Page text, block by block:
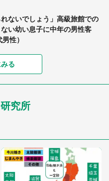
れないでしょう」高級旅館での
い幼い息子に中年の男性客
性）
の〝店頭駄々こね〟の内容に1.
子売り場ならまだしも...」「ハ
幹線で大パニック。隣席の青
本当に気持ち悪い」 道端でバ
生の野菜〟に6.5万人戦慄
る
究所